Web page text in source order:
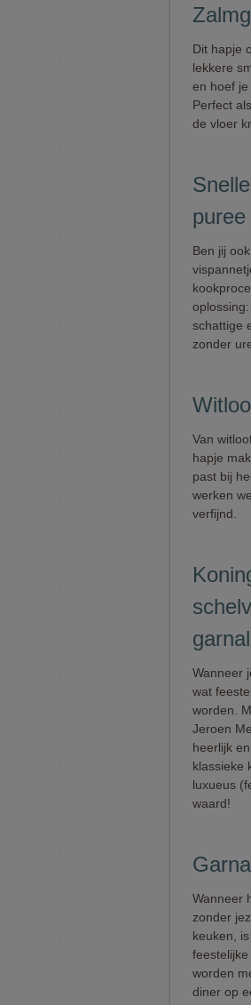
Dit hapje
lekkere
en hoef je
Perfect
de vloer
puree
Ben jij
schattige
zonder
Van
hapje
past bij
werken
verfijnd.
Wanneer
wat
worden.
Jeroen
heerlijk
klassieke
luxueus
waard!
Wanneer
zonder
keuken,
worden
diner op